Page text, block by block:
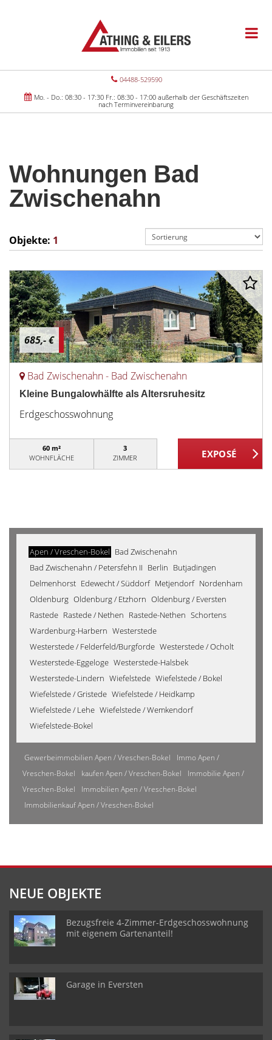
04488-529590
Mo. - Do.: 08:30 - 17:30 Fr.: 08:30 - 17:00 außerhalb der Geschäftszeiten
nach Terminvereinbarung
Wohnungen Bad
Zwischenahn
Objekte: 1
685,- €
Bad Zwischenahn - Bad Zwischenahn
Kleine Bungalowhälfte als Altersruhesitz
Erdgeschosswohnung
60 m²
WOHNFLÄCHE
3
ZIMMER
Apen / Vreschen-Bokel Bad Zwischenahn
Bad Zwischenahn / Petersfehn II Berlin Butjadingen
Delmenhorst Edewecht / Süddorf Metjendorf Nordenham
Oldenburg Oldenburg / Etzhorn Oldenburg / Eversten
Rastede Rastede / Nethen Rastede-Nethen Schortens
Wardenburg-Harbern Westerstede
Westerstede / Felderfeld/Burgforde Westerstede / Ocholt
Westerstede-Eggeloge Westerstede-Halsbek
Westerstede-Lindern Wiefelstede Wiefelstede / Bokel
Wiefelstede / Gristede Wiefelstede / Heidkamp
Wiefelstede / Lehe Wiefelstede / Wemkendorf
Wiefelstede-Bokel
Gewerbeimmobilien Apen / Vreschen-Bokel
Immo Apen /
Vreschen-Bokel
kaufen Apen / Vreschen-Bokel
Immobilie Apen /
Vreschen-Bokel
Immobilien Apen / Vreschen-Bokel
Immobilienkauf Apen / Vreschen-Bokel
NEUE OBJEKTE
Bezugsfreie 4-Zimmer-Erdgeschosswohnung
mit eigenem Gartenanteil!
Garage in Eversten